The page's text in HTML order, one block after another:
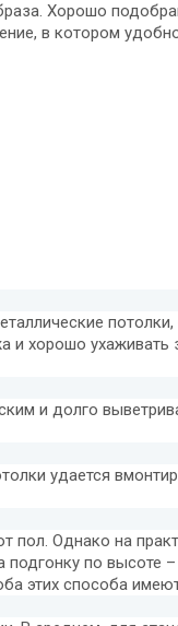
Хорошо
в котором
и хорошо ухаживать
и долго
удается
пол. Однако на
по высоте
этих способа